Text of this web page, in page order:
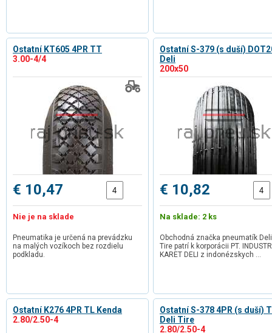
Ostatní KT605 4PR TT
3.00-4/4
€ 10,47
Nie je na sklade
Pneumatika je určená na prevádzku
na malých vozíkoch bez rozdielu
podkladu.
Ostatní S-379 (s duší)
Deli
200x50
€ 10,82
Na sklade: 2 ks
Obchodná značka pneumatík Deli
Tire patrí k korporácii PT.
KARET DELI z indonézskych …
Ostatní K276 4PR TL Kenda
2.80/2.50-4
Ostatní S-378 4PR (s duší)
Deli Tire
2.80/2.50-4